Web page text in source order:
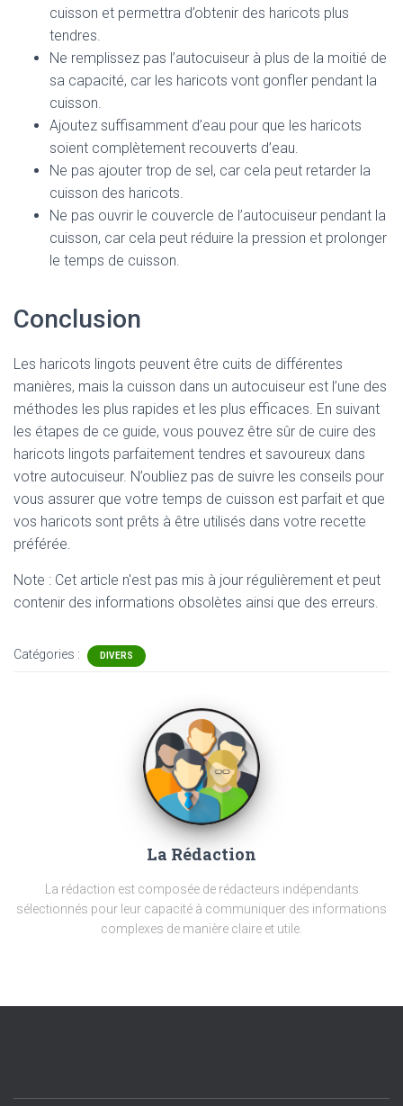
cuisson et permettra d’obtenir des haricots plus
tendres.
Ne remplissez pas l’autocuiseur à plus de la moitié de
sa capacité, car les haricots vont gonfler pendant la
cuisson.
Ajoutez suffisamment d’eau pour que les haricots
soient complètement recouverts d’eau.
Ne pas ajouter trop de sel, car cela peut retarder la
cuisson des haricots.
Ne pas ouvrir le couvercle de l’autocuiseur pendant la
cuisson, car cela peut réduire la pression et prolonger
le temps de cuisson.
Conclusion
Les haricots lingots peuvent être cuits de différentes
manières, mais la cuisson dans un autocuiseur est l’une des
méthodes les plus rapides et les plus efficaces. En suivant
les étapes de ce guide, vous pouvez être sûr de cuire des
haricots lingots parfaitement tendres et savoureux dans
votre autocuiseur. N’oubliez pas de suivre les conseils pour
vous assurer que votre temps de cuisson est parfait et que
vos haricots sont prêts à être utilisés dans votre recette
préférée.
Note : Cet article n'est pas mis à jour régulièrement et peut
contenir des informations obsolètes ainsi que des erreurs.
Catégories : DIVERS
La Rédaction
La rédaction est composée de rédacteurs indépendants
sélectionnés pour leur capacité à communiquer des informations
complexes de manière claire et utile.